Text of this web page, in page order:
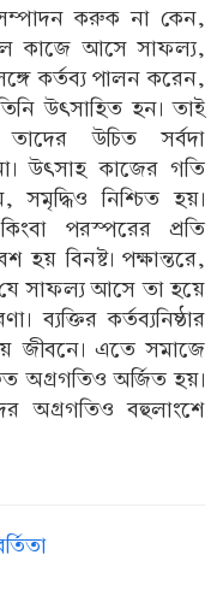
করুক না কেন,
কাজে আসে সাফল্য,
কর্তব্য পালন করেন,
উৎসাহিত হন। তাই
উচিত সর্বদা
উৎসাহ কাজের গতি
সমৃদ্ধিও নিশ্চিত হয়।
পরস্পরের প্রতি
হয় বিনষ্ট। পক্ষান্তরে,
যে সাফল্য আসে তা হয়ে
ব্যক্তির কর্তব্যনিষ্ঠার
জীবনে। এতে সমাজে
অগ্রগতিও অর্জিত হয়।
অগ্রগতিও বহুলাংশে